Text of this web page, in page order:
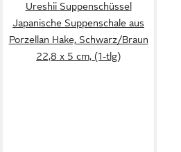
Ureshii Suppenschüssel
Japanische Suppenschale aus
Porzellan Hake, Schwarz/Braun
22,8 x 5 cm, (1-tlg)